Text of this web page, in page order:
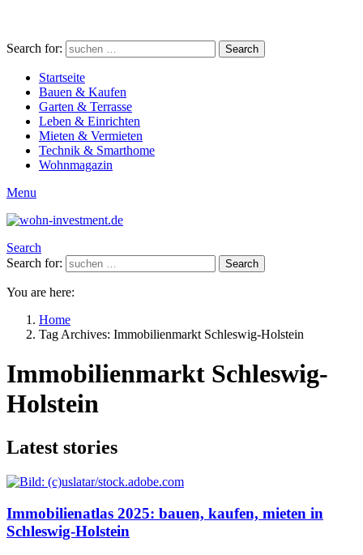
Search for: Search
Startseite
Bauen & Kaufen
Garten & Terrasse
Leben & Einrichten
Mieten & Vermieten
Technik & Smarthome
Wohnmagazin
Menu
Search
Search for:
Search
You are here:
Home
Tag Archives: Immobilienmarkt Schleswig-Holstein
Immobilienmarkt Schleswig-
Holstein
Latest stories
Immobilienatlas 2025: bauen, kaufen, mieten in
Schleswig-Holstein